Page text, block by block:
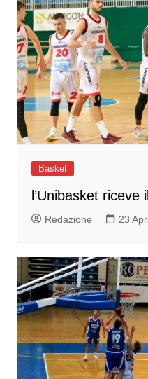
Basket
l’Unibasket riceve
Redazione 23